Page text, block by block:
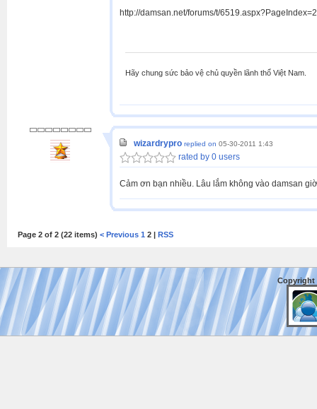
http://damsan.net/forums/t/
Hãy chung sức bảo vệ chủ quyền lãnh thổ Việt Nam.
wizardrypro replied on 05-30-2011 1:43
rated by 0 users
Cảm ơn bạn nhiều. Lâu lắm không vào damsan
Page 2 of 2 (22 items) < Previous 1 2 | RSS
Copyright